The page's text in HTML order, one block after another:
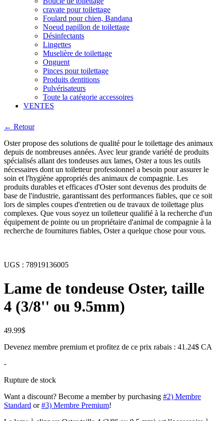
cravate pour toilettage
Foulard pour chien, Bandana
Noeud papillon de toilettage
Désinfectants
Lingettes
Muselière de toilettage
Onguent
Pinces pour toilettage
Produits dentitions
Pulvérisateurs
Toute la catégorie accessoires
VENTES
← Retour
Oster propose des solutions de qualité pour le toilettage des animaux
depuis de nombreuses années. Avec leur grande variété de produits
spécialisés allant des tondeuses aux lames, Oster a tous les outils
nécessaires dont un toiletteur professionnel a besoin pour assurer le
soin et l'hygiène appropriés des animaux de compagnie. Les
produits durables et efficaces d'Oster sont devenus des produits de
base de l'industrie, garantissant des performances fiables, que ce soit
lors de simples coupes d'entretien ou de travaux de toilettage plus
complexes. Que vous soyez un toiletteur qualifié à la recherche d'un
équipement de pointe ou un propriétaire d'animal de compagnie à la
recherche de fournitures fiables, Oster a quelque chose pour vous.
UGS : 78919136005
Lame de tondeuse Oster, taille
4 (3/8'' ou 9.5mm)
49.99$
Devenez membre premium et profitez de ce prix rabais : 41.24$ CA
-
Rupture de stock
Want a discount? Become a member by purchasing #2) Membre
Standard or#3) Membre Premium!